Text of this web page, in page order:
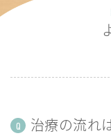
Q 治療の流れ